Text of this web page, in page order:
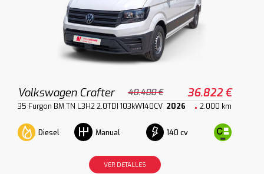
Volkswagen Crafter 40.400 € 36.822 €
35 Furgon BM TN L3H2 2.0TDI 103kW140CV 2026 2.000 km
Diesel Manual 140 cv
VER DETALLES